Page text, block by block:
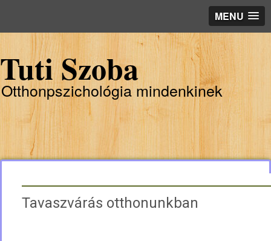
MENU
Tuti Szoba
Otthonpszichológia mindenkinek
Tavaszvárás otthonunkban